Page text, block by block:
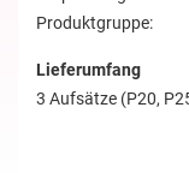
Produktgruppe:
Lieferumfang
3 Aufsätze (P20,